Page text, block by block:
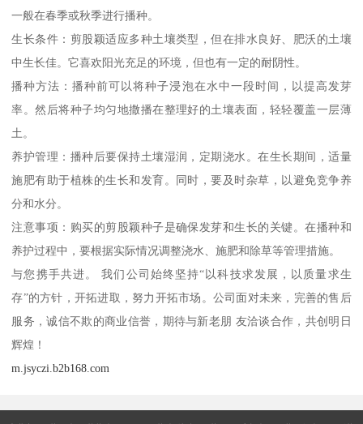
一般在春季或秋季进行播种。
生长条件：剪股颖适应多种土壤类型，但在排水良好、肥沃的土壤
中生长佳。它喜欢阳光充足的环境，但也有一定的耐阴性。
播种方法：播种前可以将种子浸泡在水中一段时间，以提高发芽
率。然后将种子均匀地撒播在整理好的土壤表面，轻轻覆盖一层薄
土。
养护管理：播种后要保持土壤湿润，定期浇水。在生长期间，适量
施肥有助于植株的生长和发育。同时，要及时杂草，以避免竞争养
分和水分。
注意事项：购买的剪股颖种子是确保发芽和生长的关键。在播种和
养护过程中，要根据实际情况调整浇水、施肥和除草等管理措施。
与您携手共进。 我们公司始终坚持“以科技求发展，以质量求生
存”的方针，开拓进取，努力开拓市场。公司面对未来，完善的售后
服务，诚信不欺的商业信誉，期待与新老朋 友洽谈合作，共创明日
辉煌！
m.jsyczi.b2b168.com